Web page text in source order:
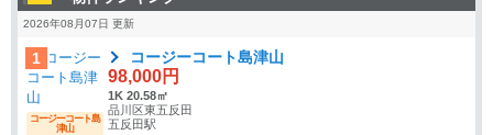
2026年08月07日 更新
1
コージーコート島
津山
コージーコート島津山
98,000円
1K 20.58㎡
品川区東五反田
五反田駅